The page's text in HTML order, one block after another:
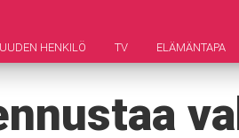
HENKILÖ TV ELÄMÄNTAPA